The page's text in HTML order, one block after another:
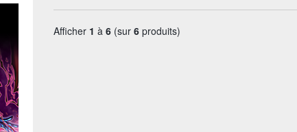
Afficher 1 à 6(sur 6produits)